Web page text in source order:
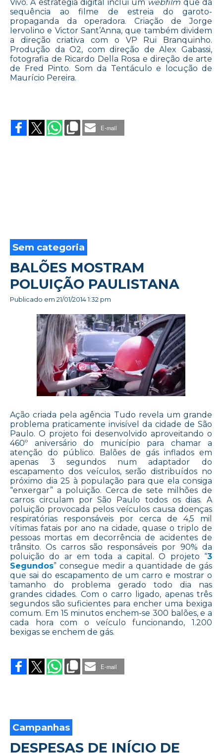
Vivo. A estratégia digital inclui um webfilm que dá
sequência ao filme de estreia do garoto-
propaganda da operadora. Criação de Jorge
Iervolino e Victor Sant’Anna, que também dividem
a direção criativa com o VP Rui Branquinho.
Produção da O2, com direção de Alex Gabassi,
fotografia de Ricardo Della Rosa e direção de arte
de Fred Pinto. Som da Tentáculo e locução de
Maurício Pereira.
VIVO
TUDO
E-mail
Sem categoria
BALÕES MOSTRAM
POLUIÇÃO PAULISTANA
Publicado em 21/01/2014 1:32 pm
Ação criada pela agência Tudo revela um grande
problema praticamente invisível da cidade de São
Paulo. O projeto foi desenvolvido aproveitando o
460º aniversário do município para chamar a
atenção do público. Balões de gás inflados em
apenas 3 segundos num adaptador do
escapamento dos veículos, serão distribuídos no
próximo dia 25 à população para que ela consiga
“enxergar” a poluição. Cerca de sete milhões de
carros circulam por São Paulo todos os dias. A
poluição provocada pelos veículos causa doenças
respiratórias responsáveis por cerca de 4,5 mil
vítimas fatais por ano na cidade, quase o triplo de
pessoas mortas em decorrência de acidentes de
trânsito. Os carros são responsáveis por 90% da
poluição do ar em toda a capital. O projeto “3
Segundos” consegue medir a quantidade de gás
que sai do escapamento de um carro e mostrar o
tamanho do problema gerado todo dia nas
grandes cidades. Com o carro ligado, apenas três
segundos são suficientes para encher uma bexiga
comum. Em 15 minutos enchem-se 300 balões, e a
cada hora com o veículo funcionando, 1.200
bexigas se enchem de gás.
MOSTRAM
POLUIÇÃO
E-mail
Campanhas
DESPESAS DE INÍCIO DE